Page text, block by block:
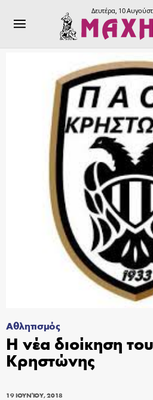
Δευτέρα, 10
Αθλητισμός
Η νέα διοίκηση
Κρηστώνης
19 ΙΟΥΝΊΟΥ, 2018